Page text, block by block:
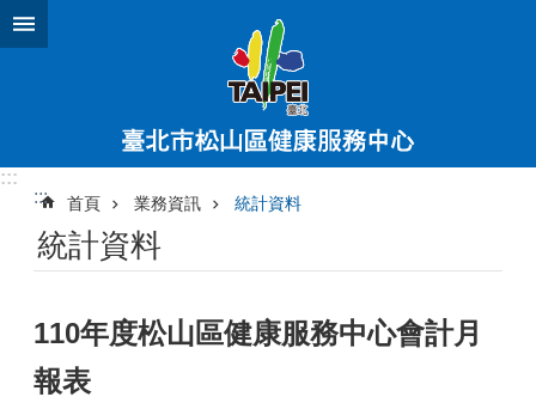
跳到主要內容區塊
:::
:::
首頁 業務資訊 統計資料
統計資料
110年度松山區健康服務中心會計月
報表